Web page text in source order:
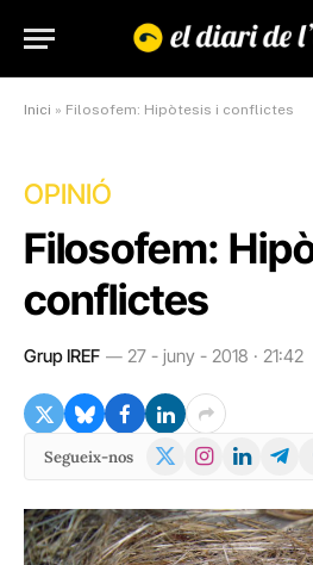
Inici » Filosofem: Hipòtesis i conflictes
OPINIÓ
Filosofem:
conflictes
Grup IREF 27 - juny - 2018 · 21:42
Segueix-nos
X
Instagram
LinkedIn